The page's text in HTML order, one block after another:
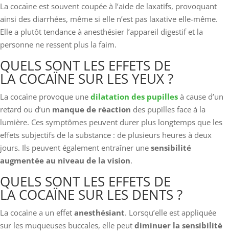
La cocaïne est souvent coupée à l’aide de laxatifs, provoquant
ainsi des diarrhées, même si elle n’est pas laxative elle-même.
Elle a plutôt tendance à anesthésier l’appareil digestif et la
personne ne ressent plus la faim.
QUELS SONT LES EFFETS DE
LA COCAÏNE SUR LES YEUX ?
La cocaïne provoque une dilatation des pupilles à cause d’un
retard ou d’un manque de réaction des pupilles face à la
lumière. Ces symptômes peuvent durer plus longtemps que les
effets subjectifs de la substance : de plusieurs heures à deux
jours. Ils peuvent également entraîner une sensibilité
augmentée au niveau de la vision.
QUELS SONT LES EFFETS DE
LA COCAÏNE SUR LES DENTS ?
La cocaïne a un effet anesthésiant. Lorsqu’elle est appliquée
sur les muqueuses buccales, elle peut diminuer la sensibilité